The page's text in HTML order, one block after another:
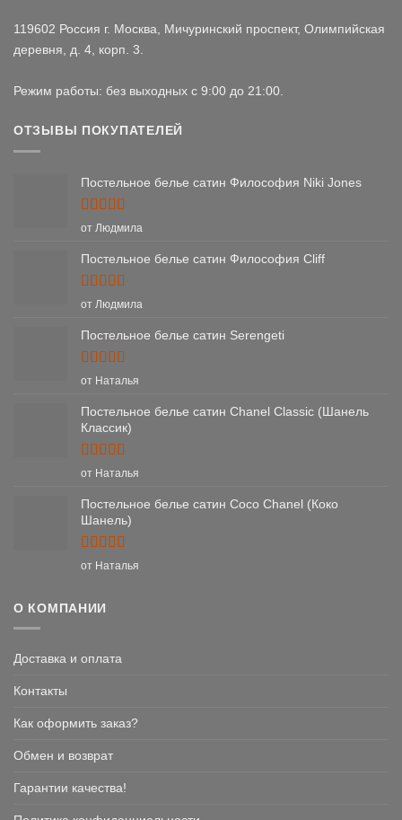
119602 Россия г. Москва, Мичуринский проспект, Олимпийская
деревня, д. 4, корп. 3.
Режим работы: без выходных с 9:00 до 21:00.
ОТЗЫВЫ ПОКУПАТЕЛЕЙ
Постельное белье сатин Философия Niki Jones
Оценка5
от Людмила
Постельное белье сатин Философия Cliff
Оценка5
от Людмила
Постельное белье сатин Serengeti
Оценка5
от Наталья
Постельное белье сатин Chanel Classic (Шанель
Классик)
Оценка5
от Наталья
Постельное белье сатин Coco Chanel (Коко
Шанель)
Оценка5
от Наталья
О КОМПАНИИ
Доставка и оплата
Контакты
Как оформить заказ?
Обмен и возврат
Гарантии качества!